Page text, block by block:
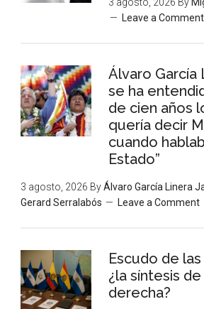
Leave a Comment
Álvaro García
se ha
de cien años
quería decir
cuando
Estado”
3 agosto, 2026 ByÁlvaro García Linera
Gerard Serralabós
Leave a Comment
Escudo de
¿la síntesis
derecha?